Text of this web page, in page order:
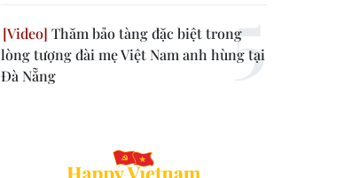
Thăm bảo tàng đặc biệt trong
lòng tượng đài mẹ Việt Nam anh hùng tại
Đà Nẵng